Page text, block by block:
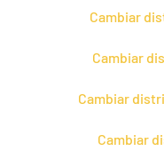
Cambiar
Cambiar
Cambiar
Cambiar